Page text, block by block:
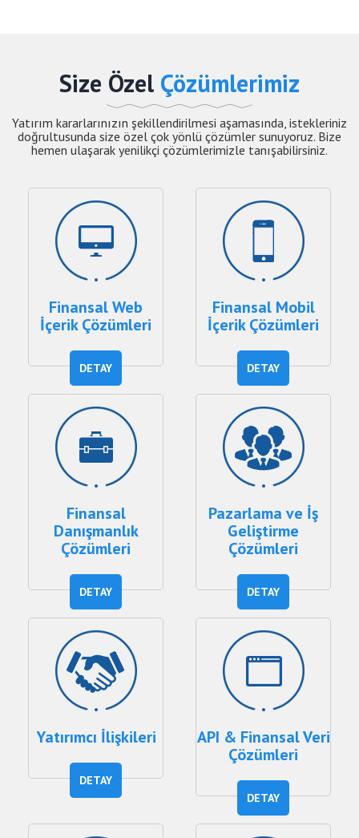
Size Özel Çözümlerimiz
Yatırım kararlarınızın şekillendirilmesi aşamasında, istekleriniz
doğrultusunda size özel çok yönlü çözümler sunuyoruz. Bize
hemen ulaşarak yenilikçi çözümlerimizle tanışabilirsiniz.
Finansal Web
İçerik Çözümleri
DETAY
Finansal Mobil
İçerik Çözümleri
DETAY
Finansal
Danışmanlık
Çözümleri
DETAY
Pazarlama ve İş
Geliştirme
Çözümleri
DETAY
Yatırımcı İlişkileri
DETAY
API & Finansal Veri
Çözümleri
DETAY